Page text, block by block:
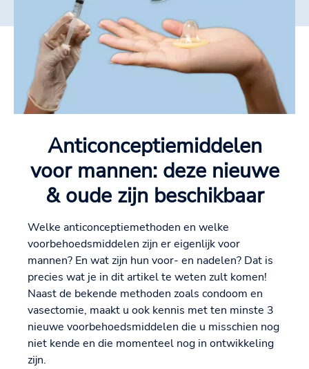
Anticonceptiemiddelen
voor mannen: deze nieuwe
& oude zijn beschikbaar
Welke anticonceptiemethoden en welke
voorbehoedsmiddelen zijn er eigenlijk voor
mannen? En wat zijn hun voor- en nadelen? Dat is
precies wat je in dit artikel te weten zult komen!
Naast de bekende methoden zoals condoom en
vasectomie, maakt u ook kennis met ten minste 3
nieuwe voorbehoedsmiddelen die u misschien nog
niet kende en die momenteel nog in ontwikkeling
zijn.